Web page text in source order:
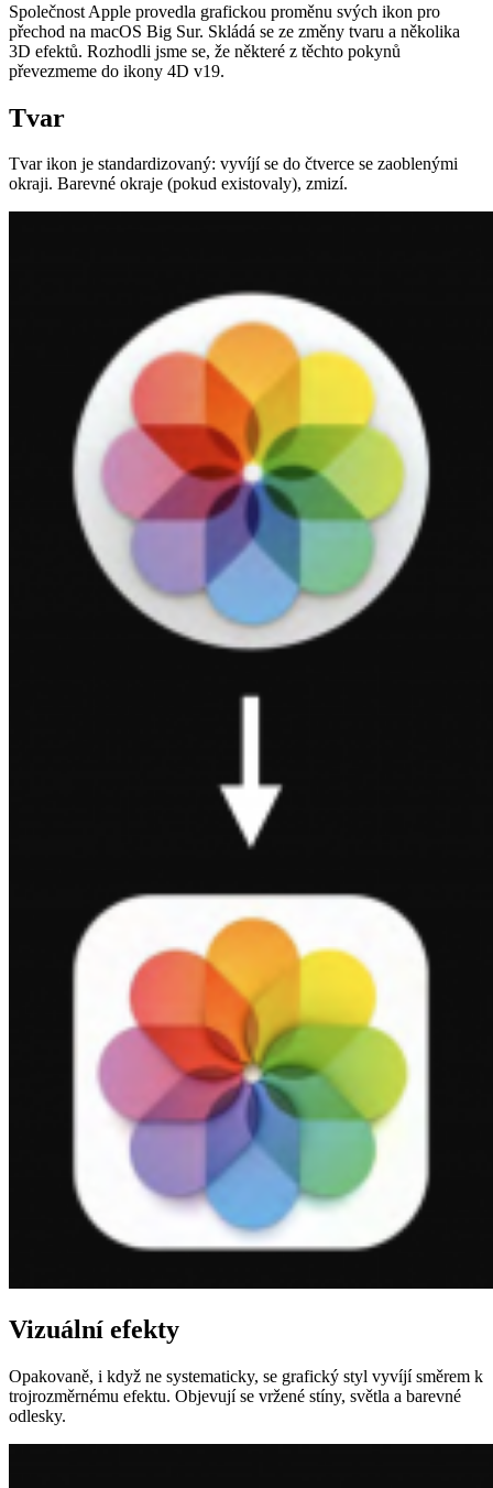
Společnost Apple provedla grafickou proměnu svých ikon pro
přechod na macOS Big Sur. Skládá se ze změny tvaru a několika
3D efektů. Rozhodli jsme se, že některé z těchto pokynů
převezmeme do ikony 4D v19.
Tvar
Tvar ikon je standardizovaný: vyvíjí se do čtverce se zaoblenými
okraji. Barevné okraje (pokud existovaly), zmizí.
Vizuální efekty
Opakovaně, i když ne systematicky, se grafický styl vyvíjí směrem k
trojrozměrnému efektu. Objevují se vržené stíny, světla a barevné
odlesky.